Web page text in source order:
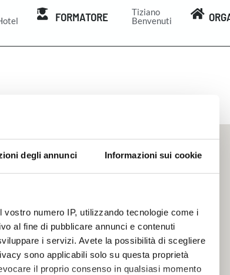
degli annunci Informazioni sui cookie
numero IP, utilizzando tecnologie come i
al fine di pubblicare annunci e contenuti
i servizi. Avete la possibilità di scegliere
sono applicabili solo su questa proprietà
il proprio consenso in qualsiasi momento
FORMATORE
Tiziano
Benvenuti